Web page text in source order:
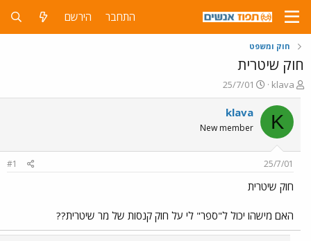
התחבר הירשם
חוק ומשפט
חוק שיטרית
פ
ו
ת
ח
ה
ש
א
klava
פ
ו
ר
ם
ר
25/7/01
K
klava
New member
25/7/01
#1
חוק שיטרית
האם מישהו יכול ל"ספר" לי על חוק קנסות של מר שיטרית??